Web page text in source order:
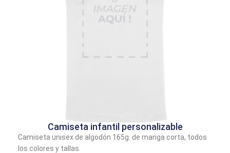
Camiseta infantil personalizable
Camiseta unisex de algodón 165g. de manga corta, todos
los colores y tallas.